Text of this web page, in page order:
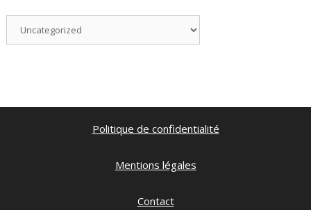
Politique de confidentialité
Mentions légales
Contact